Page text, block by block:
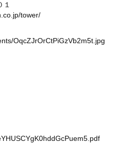
tower/
OqcZJrOrCtPiGzVb2m5t.jpg